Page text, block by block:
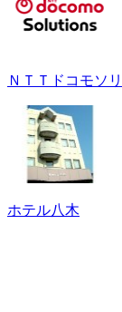
ＮＴＴドコモソ
ホテル八木